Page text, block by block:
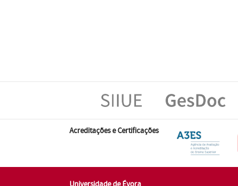
Acreditações e Certificações